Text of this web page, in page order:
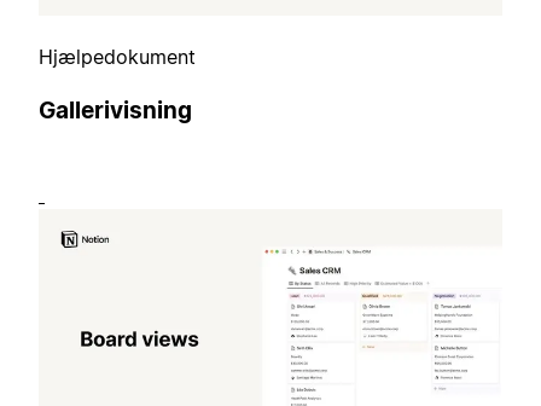
Hjælpedokument
Gallerivisning